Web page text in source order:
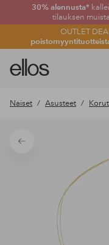
30% alennusta*
tilauksen
OUTLET
Ellos-
logo
siirry
Naiset Asusteet Korut
Takaisin